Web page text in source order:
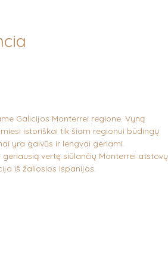
Galicijos Monterrei regione. Vyną
istoriškai tik šiam regionui būdingų
yra gaivūs ir lengvai geriami.
vertę siūlančių Monterrei atstovų.
iš žaliosios Ispanijos.